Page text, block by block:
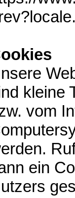
kleine
vom
ein